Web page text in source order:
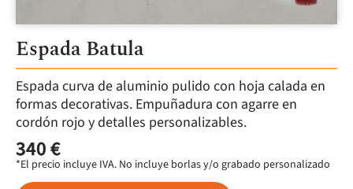
Espada Batula
Espada curva de aluminio pulido con hoja calada en
formas decorativas. Empuñadura con agarre en
cordón rojo y detalles personalizables.
340 €
*El precio incluye IVA. No incluye borlas y/o grabado personalizado